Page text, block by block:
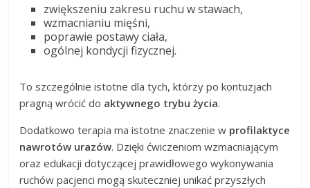
zwiększeniu zakresu ruchu w stawach,
wzmacnianiu mięśni,
poprawie postawy ciała,
ogólnej kondycji fizycznej.
To szczególnie istotne dla tych, którzy po kontuzjach
pragną wrócić do aktywnego trybu życia.
Dodatkowo terapia ma istotne znaczenie w profilaktyce
nawrotów urazów. Dzięki ćwiczeniom wzmacniającym
oraz edukacji dotyczącej prawidłowego wykonywania
ruchów pacjenci mogą skuteczniej unikać przyszłych